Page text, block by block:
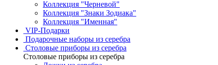
Коллекция "Черневой"
Коллекция "Знаки Зодиака"
Коллекция "Именная"
VIP-Подарки
Подарочные наборы из серебра
Столовые приборы из серебра
Столовые приборы из серебра